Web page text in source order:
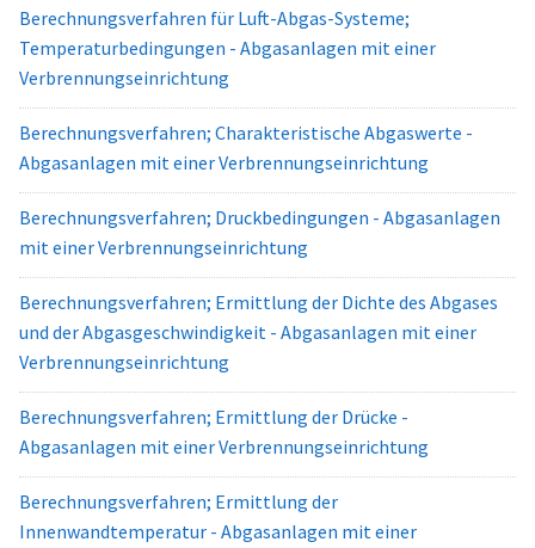
Berechnungsverfahren für Luft-Abgas-Systeme;
Temperaturbedingungen - Abgasanlagen mit einer
Verbrennungseinrichtung
Berechnungsverfahren; Charakteristische Abgaswerte -
Abgasanlagen mit einer Verbrennungseinrichtung
Berechnungsverfahren; Druckbedingungen - Abgasanlagen
mit einer Verbrennungseinrichtung
Berechnungsverfahren; Ermittlung der Dichte des Abgases
und der Abgasgeschwindigkeit - Abgasanlagen mit einer
Verbrennungseinrichtung
Berechnungsverfahren; Ermittlung der Drücke -
Abgasanlagen mit einer Verbrennungseinrichtung
Berechnungsverfahren; Ermittlung der
Innenwandtemperatur - Abgasanlagen mit einer